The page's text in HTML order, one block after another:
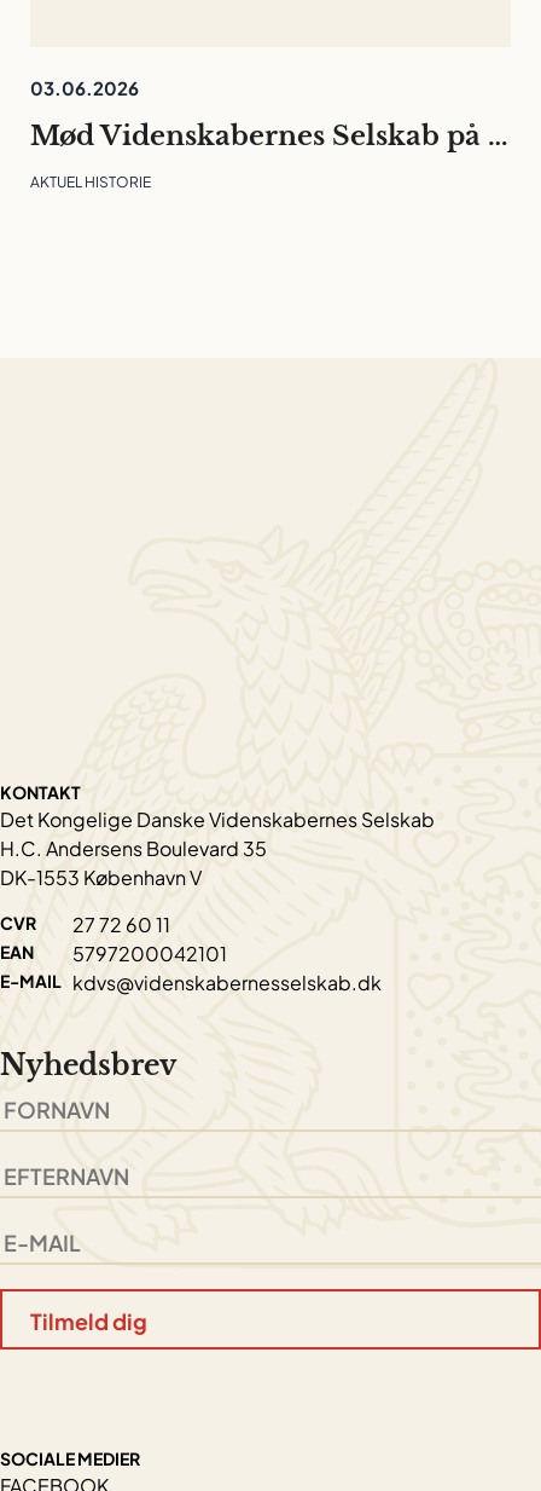
03.06.2026
Mød Videnskabernes Selskab på Folkemødet
AKTUEL HISTORIE
KONTAKT
Det Kongelige Danske Videnskabernes Selskab
H.C. Andersens Boulevard 35
DK-1553 København V
CVR 27 72 60 11
EAN 5797200042101
E-MAIL kdvs@videnskabernesselskab.dk
Nyhedsbrev
SOCIALE MEDIER
FACEBOOK